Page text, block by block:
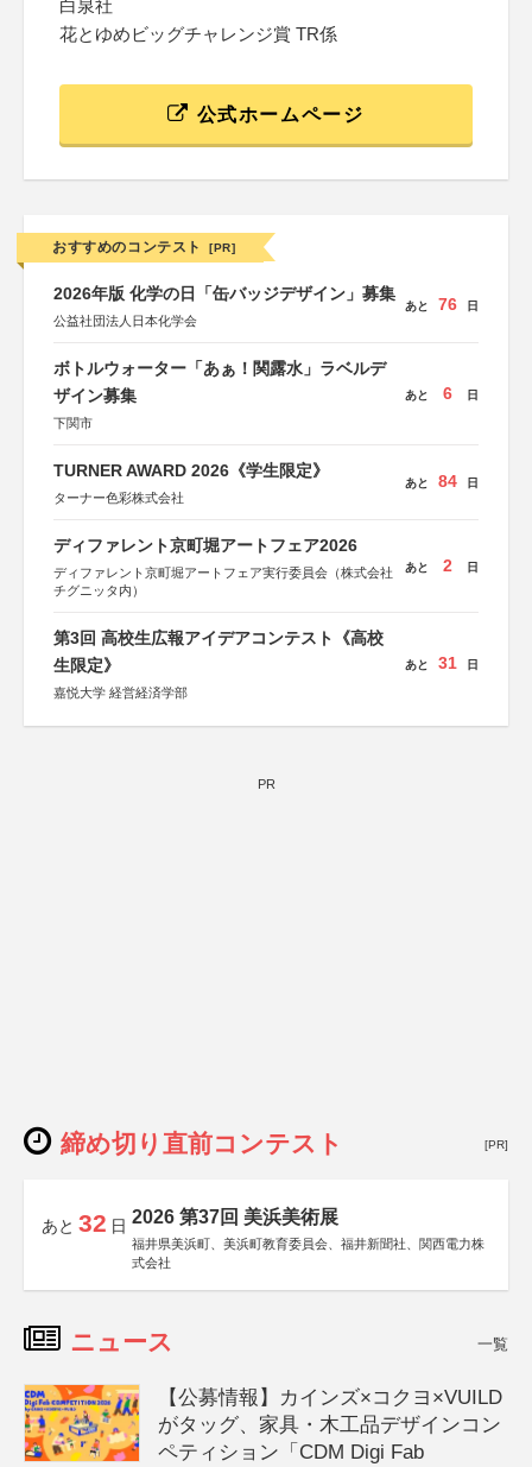
白泉社
花とゆめビッグチャレンジ賞 TR係
公式ホームページ
おすすめのコンテスト [PR]
2026年版 化学の日「缶バッジデザイン」募集
公益社団法人日本化学会
あと 76 日
ボトルウォーター「あぁ！関露水」ラベルデ
ザイン募集
下関市
あと 6 日
TURNER AWARD 2026《学生限定》
ターナー色彩株式会社
あと 84 日
ディファレント京町堀アートフェア2026
ディファレント京町堀アートフェア実行委員会（株式会社
チグニッタ内）
あと 2 日
第3回 高校生広報アイデアコンテスト《高校
生限定》
嘉悦大学 経営経済学部
あと 31 日
PR
締め切り直前コンテスト [PR]
あと 32 日 2026 第37回 美浜美術展
福井県美浜町、美浜町教育委員会、福井新聞社、関西電力株
式会社
ニュース 一覧
【公募情報】カインズ×コクヨ×VUILD
がタッグ、家具・木工品デザインコン
ペティション「CDM Digi Fab